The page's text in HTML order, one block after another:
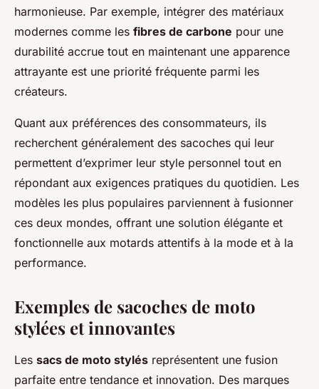
harmonieuse. Par exemple, intégrer des matériaux
modernes comme les fibres de carbone pour une
durabilité accrue tout en maintenant une apparence
attrayante est une priorité fréquente parmi les
créateurs.
Quant aux préférences des consommateurs, ils
recherchent généralement des sacoches qui leur
permettent d’exprimer leur style personnel tout en
répondant aux exigences pratiques du quotidien. Les
modèles les plus populaires parviennent à fusionner
ces deux mondes, offrant une solution élégante et
fonctionnelle aux motards attentifs à la mode et à la
performance.
Exemples de sacoches de moto
stylées et innovantes
Les sacs de moto stylés représentent une fusion
parfaite entre tendance et innovation. Des marques